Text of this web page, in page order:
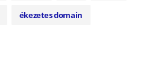
ékezetes domain